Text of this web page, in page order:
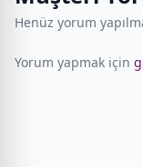
Henüz yorum
Yorum yapmak için